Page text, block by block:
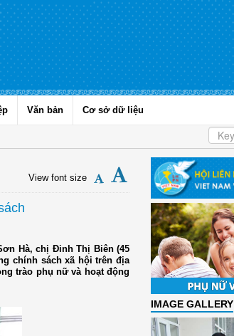
Văn bản Cơ sở dữ liệu
View font size
Hà, chị Đinh Thị Biên (45
chính sách xã hội trên địa
trào phụ nữ và hoạt động
IMAGE GALLERY